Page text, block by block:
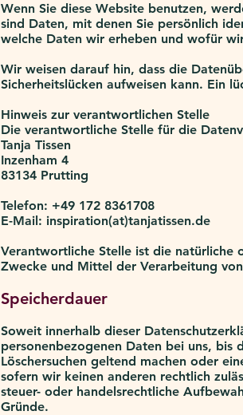
Wenn Sie diese Website benutzen,
sind Daten, mit denen Sie persönlich
welche Daten wir erheben und wofür
Wir weisen darauf hin, dass die
Sicherheitslücken aufweisen kann. Ein
Hinweis zur verantwortlichen Stelle
Die verantwortliche Stelle für die
Tanja Tissen
Inzenham 4
83134 Prutting
Telefon: +49 172 8361708
E-Mail: inspiration(at)tanjatissen.de
Verantwortliche Stelle ist die natürliche
Zwecke und Mittel der Verarbeitung
Speicherdauer
Soweit innerhalb dieser
personenbezogenen Daten bei uns,
Löschersuchen geltend machen oder
sofern wir keinen anderen rechtlich
steuer- oder handelsrechtliche
Gründe.